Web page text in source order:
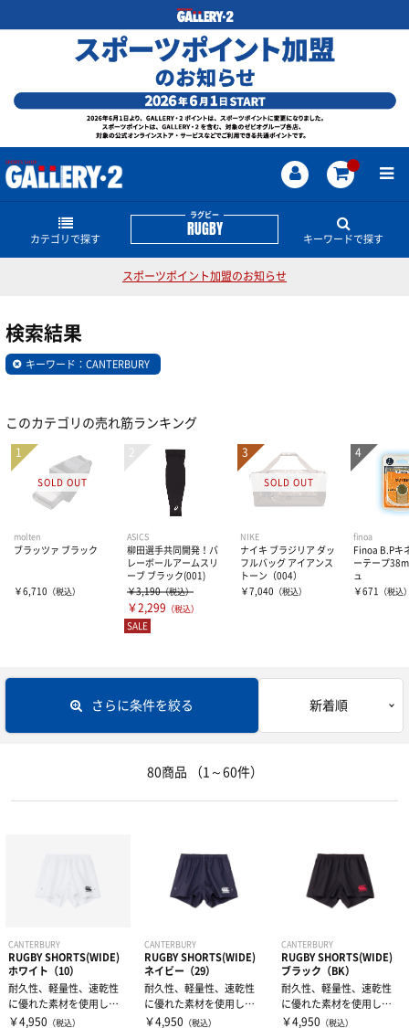
ラグビー
RUGBY
カテゴリで探す
日本代表関連ウェアー・グッズ
ウェア
パンツ・スパッツ
ウォームアップ
ソックス
取替式スパイク
固定式スパイク
その他小物・アクセサリー
ボール
4号ボール
5号ボール
ギア
ヘッドギア
ショルダーガード
その他小物・アクセサリー
ラグビーワールドカップ2023 フランス
インナーウェア―
プロテイン
その他サプリメント
グッズ・アクセサリー
ひざ用サポーター
足首用サポーター
その他サポーター
アンダーラップ
その他テーピンググッズ
スポーツアパレル
半袖シャツ
長袖シャツ
その他グッズ
サンダル
THE PERSON SELECT
キーワードで探す
ワールドカップ
ヘッドギア マウスガード
スポーツポイント加盟のお知らせ
検索結果
キーワード：CANTERBURY
このカテゴリの売れ筋ランキング
molten
ブラッツァ ブラック
￥6,710 （税込）
ASICS
柳田選手共同開発！バ
レーボールアームスリ
ーブ ブラック(001)
￥3,190（税込）
￥2,299 （税込）
SALE
NIKE
ナイキ ブラジリア ダッ
フルバッグ アイアンス
トーン（004）
￥7,040
（税込）
finoa
Finoa B.Pキ
ーテープ
ュ
￥671
（税込
80商品 （1～60件）
さらに条件を絞る 新着順
CANTERBURY
RUGBY SHORTS(WIDE)
ホワイト（10）
耐久性、軽量性、速乾性
に優れた素材を使用した
ラグビーショーツワイド
￥4,950 （税込）
CANTERBURY
RUGBY SHORTS(WIDE)
ネイビー（29）
耐久性、軽量性、速乾性
に優れた素材を使用した
ラグビーショーツワイド
￥4,950 （税込）
CANTERBURY
RUGBY SHORTS(WIDE)
ブラック（BK）
耐久性、軽量性、速乾性
に優れた素材を使用した
ラグビーショーツワイド
￥4,950 （税込）